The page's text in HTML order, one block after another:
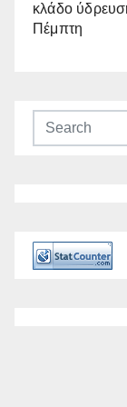
κλάδο
Πέμπτη